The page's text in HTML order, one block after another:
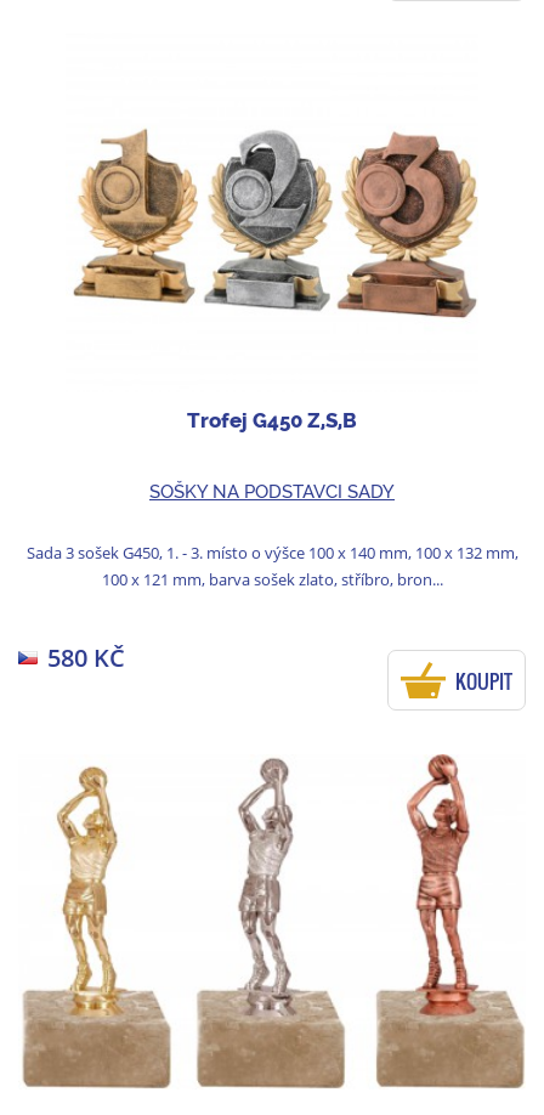
Trofej G450 Z,S,B
SOŠKY NA PODSTAVCI SADY
Sada 3 sošek G450, 1. - 3. místo o výšce 100 x 140 mm, 100 x 132 mm,
100 x 121 mm, barva sošek zlato, stříbro, bron...
580 KČ
KOUPIT